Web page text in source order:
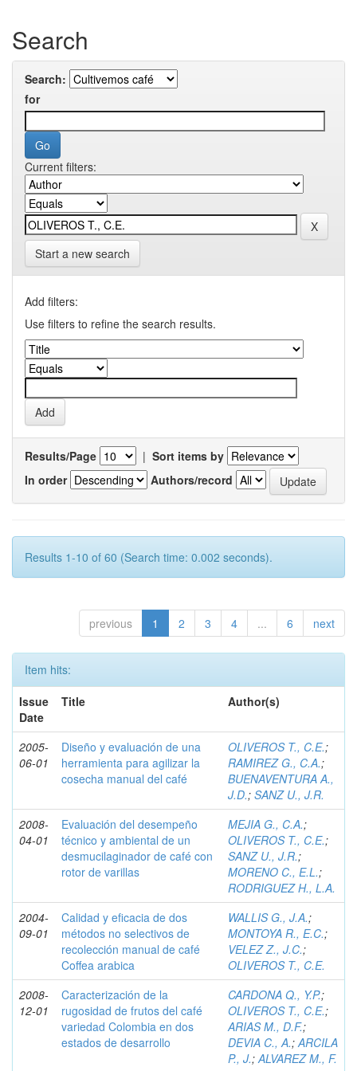
Search
Search:
for
Current filters:
Start a new search
Add filters:
Use filters to refine the search results.
Results/Page | Sort items by
In order
Authors/record
Results 1-10 of 60 (Search time: 0.002 seconds).
previous 1 2 3 4 ... 6 next
Item hits:
Issue
Date
Title Author(s)
2005-
06-01
Diseño y evaluación de una
herramienta para agilizar la
cosecha manual del café
OLIVEROS T., C.E.;
RAMIREZ G., C.A.;
BUENAVENTURA A.,
J.D.; SANZ U., J.R.
2008-
04-01
Evaluación del desempeño
técnico y ambiental de un
desmucilaginador de café con
rotor de varillas
MEJIA G., C.A.;
OLIVEROS T., C.E.;
SANZ U., J.R.;
MORENO C., E.L.;
RODRIGUEZ H., L.A.
2004-
09-01
Calidad y eficacia de dos
métodos no selectivos de
recolección manual de café
Coffea arabica
WALLIS G., J.A.;
MONTOYA R., E.C.;
VELEZ Z., J.C.;
OLIVEROS T., C.E.
2008-
12-01
Caracterización de la
rugosidad de frutos del café
variedad Colombia en dos
estados de desarrollo
CARDONA Q., Y.P.;
OLIVEROS T., C.E.;
ARIAS M., D.F.;
DEVIA C., A.;ARCILA
P., J.;ALVAREZ M., F.